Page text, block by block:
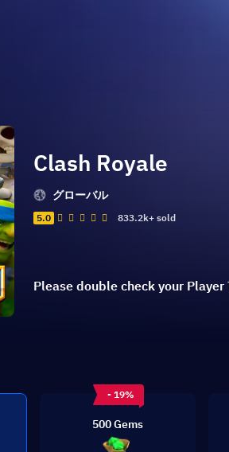
Clash Royale
グローバル
5.0 833.2k+ sold
Please double check your
- 19%
500 Gems